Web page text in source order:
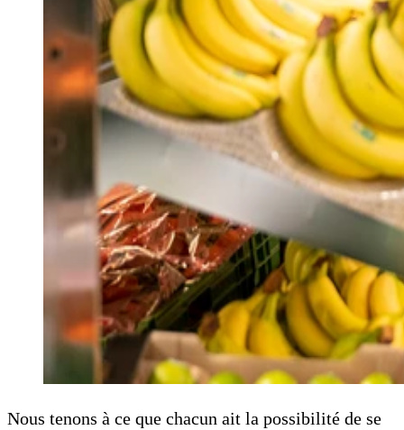
Nous tenons à ce que chacun ait la possibilité de se